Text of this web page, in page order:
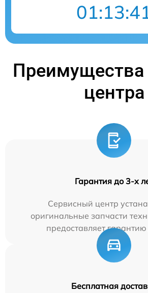
Преимущества
центра
Гарантия до 3-х
Сервисный центр
оригинальные запчасти
предоставляет гарантию
Бесплатная